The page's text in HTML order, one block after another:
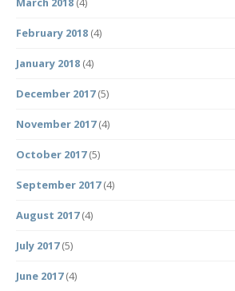
February 2018 (4)
January 2018 (4)
December 2017(5)
November 2017(4)
October 2017(5)
September 2017(4)
August 2017(4)
July 2017(5)
June 2017(4)